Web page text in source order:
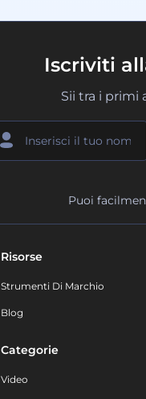
Iscriviti
Sii tra i primi
Puoi
Risorse
Strumenti Di Marchio
Blog
Categorie
Video